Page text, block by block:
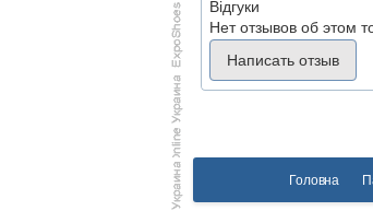
Відгуки
Нет отзывов об этом
Написать отзыв
Головна